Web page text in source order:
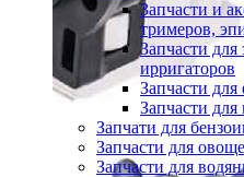
Запчасти и
тримеров,
Запчасти
ирригаторов
Запчасти
Запчасти для
Запчати для
Запчасти для
Запчасти для